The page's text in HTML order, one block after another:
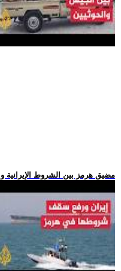
.. مضيق هرمز بين الشروط الإيرانية